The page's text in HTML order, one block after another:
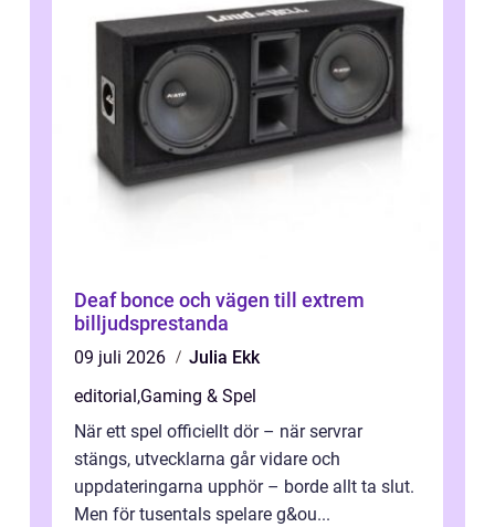
Deaf bonce och vägen till extrem
billjudsprestanda
09 juli 2026
Julia Ekk
editorial,Gaming & Spel
När ett spel officiellt dör – när servrar
stängs, utvecklarna går vidare och
uppdateringarna upphör – borde allt ta slut.
Men för tusentals spelare g&ou...